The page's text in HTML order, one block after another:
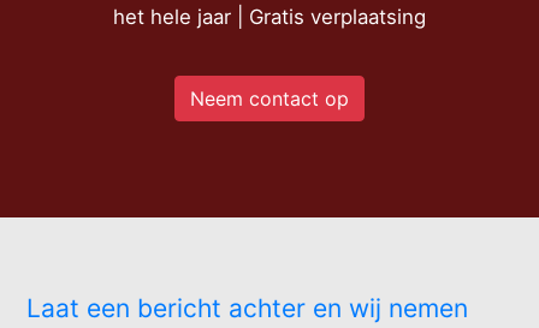
het hele jaar | Gratis verplaatsing
Neem contact op
Laat een bericht achter en wij nemen